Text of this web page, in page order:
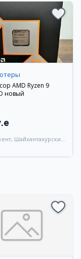
AMD Ryzen 9
новый
Шайхантахурский